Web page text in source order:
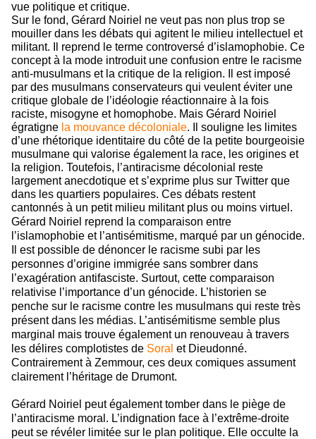
vue politique et critique.
Sur le fond, Gérard Noiriel ne veut pas non plus trop se
mouiller dans les débats qui agitent le milieu intellectuel et
militant. Il reprend le terme controversé d’islamophobie. Ce
concept à la mode introduit une confusion entre le racisme
anti-musulmans et la critique de la religion. Il est imposé
par des musulmans conservateurs qui veulent éviter une
critique globale de l’idéologie réactionnaire à la fois
raciste, misogyne et homophobe. Mais Gérard Noiriel
égratigne la mouvance décoloniale. Il souligne les limites
d’une rhétorique identitaire du côté de la petite bourgeoisie
musulmane qui valorise également la race, les origines et
la religion. Toutefois, l’antiracisme décolonial reste
largement anecdotique et s’exprime plus sur Twitter que
dans les quartiers populaires. Ces débats restent
cantonnés à un petit milieu militant plus ou moins virtuel.
Gérard Noiriel reprend la comparaison entre
l’islamophobie et l’antisémitisme, marqué par un génocide.
Il est possible de dénoncer le racisme subi par les
personnes d’origine immigrée sans sombrer dans
l’exagération antifasciste. Surtout, cette comparaison
relativise l’importance d’un génocide. L’historien se
penche sur le racisme contre les musulmans qui reste très
présent dans les médias. L’antisémitisme semble plus
marginal mais trouve également un renouveau à travers
les délires complotistes de Soral et Dieudonné.
Contrairement à Zemmour, ces deux comiques assument
clairement l’héritage de Drumont.
Gérard Noiriel peut également tomber dans le piège de
l’antiracisme moral. L’indignation face à l’extrême-droite
peut se révéler limitée sur le plan politique. Elle occulte la